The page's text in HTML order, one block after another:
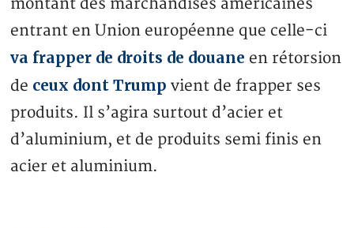
montant des marchandises américaines
entrant en Union européenne que celle-ci
va frapper de droits de douane en rétorsion
de ceux dont Trump vient de frapper ses
produits. Il s’agira surtout d’acier et
d’aluminium, et de produits semi finis en
acier et aluminium.